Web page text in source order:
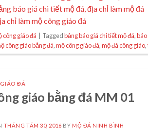
công giáo đá Taggedbảng báo giá chi tiết mộ đá,báo
công giáo bằng đá,mộ công giáo đá,mộ đá công giáo,
ĐÁ
giáo bằng đá MM 01
THÁNG TÁM 30, 2016 BY MỘ ĐÁ NINH BÌNH